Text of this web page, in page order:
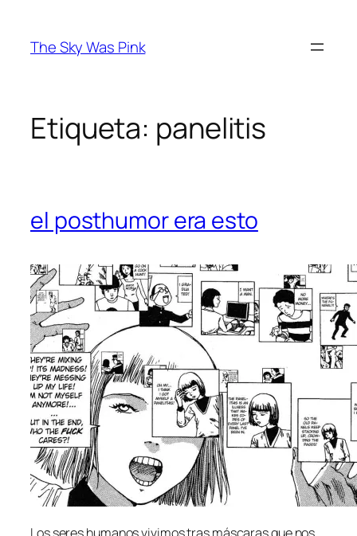
contenido
The Sky Was Pink
Etiqueta: panelitis
el posthumor era esto